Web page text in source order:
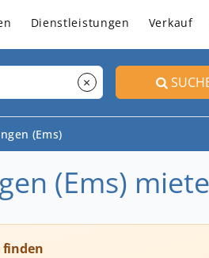
Dienstleistungen Verkauf
×
(Ems)
(Ems)
finden